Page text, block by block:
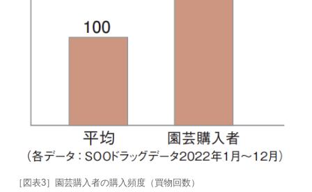
［図表3］園芸購入者の購入頻度（買物回数）